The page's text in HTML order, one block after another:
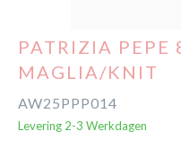
PATRIZIA
MAGLIA/KNIT
AW25PPP014
Levering 2-3 Werkdagen